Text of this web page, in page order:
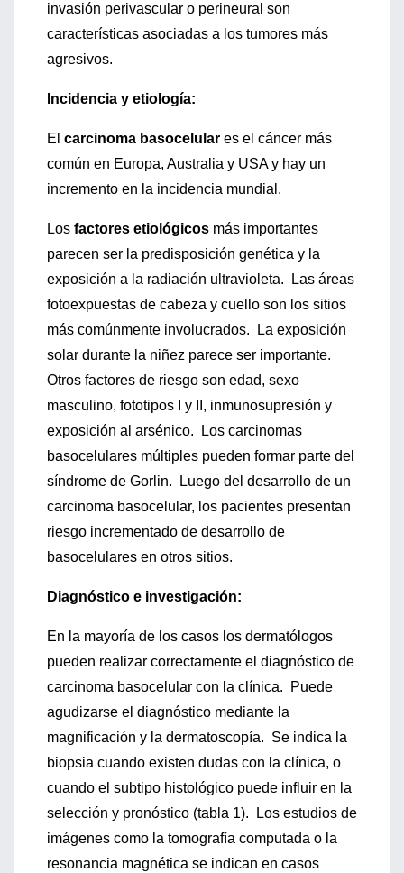
invasión perivascular o perineural son
características asociadas a los tumores más
agresivos.
Incidencia y etiología:
El carcinoma basocelular es el cáncer más
común en Europa, Australia y USA y hay un
incremento en la incidencia mundial.
Los factores etiológicos más importantes
parecen ser la predisposición genética y la
exposición a la radiación ultravioleta. Las áreas
fotoexpuestas de cabeza y cuello son los sitios
más comúnmente involucrados. La exposición
solar durante la niñez parece ser importante.
Otros factores de riesgo son edad, sexo
masculino, fototipos I y II, inmunosupresión y
exposición al arsénico. Los carcinomas
basocelulares múltiples pueden formar parte del
síndrome de Gorlin. Luego del desarrollo de un
carcinoma basocelular, los pacientes presentan
riesgo incrementado de desarrollo de
basocelulares en otros sitios.
Diagnóstico e investigación:
En la mayoría de los casos los dermatólogos
pueden realizar correctamente el diagnóstico de
carcinoma basocelular con la clínica. Puede
agudizarse el diagnóstico mediante la
magnificación y la dermatoscopía. Se indica la
biopsia cuando existen dudas con la clínica, o
cuando el subtipo histológico puede influir en la
selección y pronóstico (tabla 1). Los estudios de
imágenes como la tomografía computada o la
resonancia magnética se indican en casos